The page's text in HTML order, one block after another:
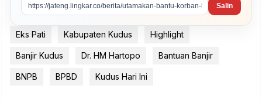
Salin
Eks Pati Kabupaten Kudus Highlight
Banjir Kudus Dr. HM Hartopo Bantuan Banjir
BNPB BPBD Kudus Hari Ini